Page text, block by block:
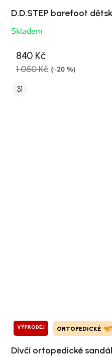
D.D.STEP barefoot
Skladem
840 Kč
1 050 Kč (–20 %)
31
VÝPRODEJ ORTOPEDICKÉ
Dívčí ortopedické